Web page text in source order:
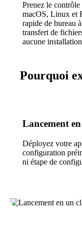
Prenez le
macOS, Linux et
rapide de bureau
transfert de
aucune
Pourquoi
Lancement
Déployez votre
configuration
ni étape de